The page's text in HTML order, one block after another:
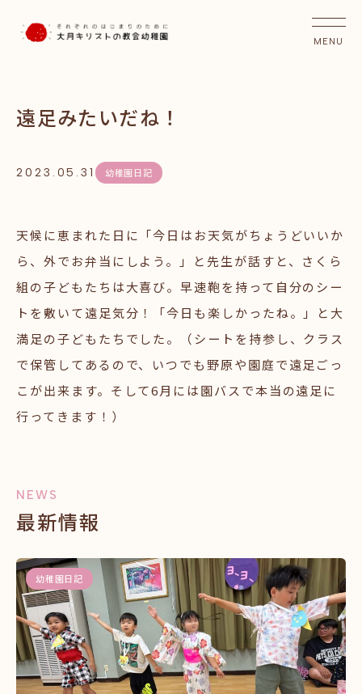
遠足みたいだね！
2023.05.31 幼稚園日記
天候に恵まれた日に「今日はお天気がちょうどいいか
ら、外でお弁当にしよう。」と先生が話すと、さくら
組の子どもたちは大喜び。早速鞄を持って自分のシー
トを敷いて遠足気分！「今日も楽しかったね。」と大
満足の子どもたちでした。（シートを持参し、クラス
で保管してあるので、いつでも野原や園庭で遠足ごっ
こが出来ます。そして6月には園バスで本当の遠足に
行ってきます！）
NEWS
最新情報
幼稚園日記